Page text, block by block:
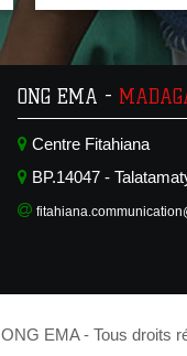
ONG EMA -
Centre Fitahiana
BP.14047 -
EMA - Tous droits